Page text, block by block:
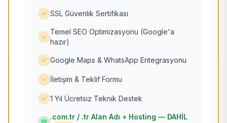
SSL Güvenlik Sertifikası
Temel SEO Optimizasyonu (Google'a
hazır)
Google Maps & WhatsApp Entegrasyonu
İletişim & Teklif Formu
1 Yıl Ücretsiz Teknik Destek
.com.tr / .tr Alan Adı + Hosting — DAHİL